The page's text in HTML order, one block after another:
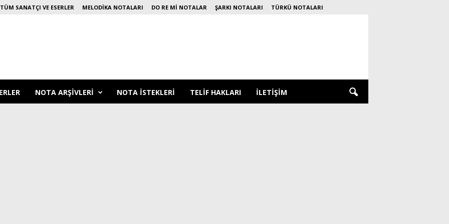
TÜM SANATÇI VE ESERLER MELODIKA NOTALARI DO RE MI NOTALAR ŞARKI NOTALARI TÜRKÜ NOTALARI
NOTA ARŞIVLERI NOTA ISTEKLERI TELIF HAKLARI İLETIŞIM